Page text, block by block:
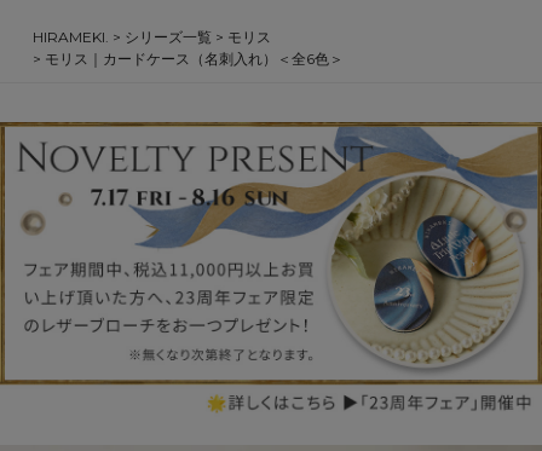
HIRAMEKI. シリーズ一覧
モリス
モリス｜カードケース（名刺入れ）＜全6色＞